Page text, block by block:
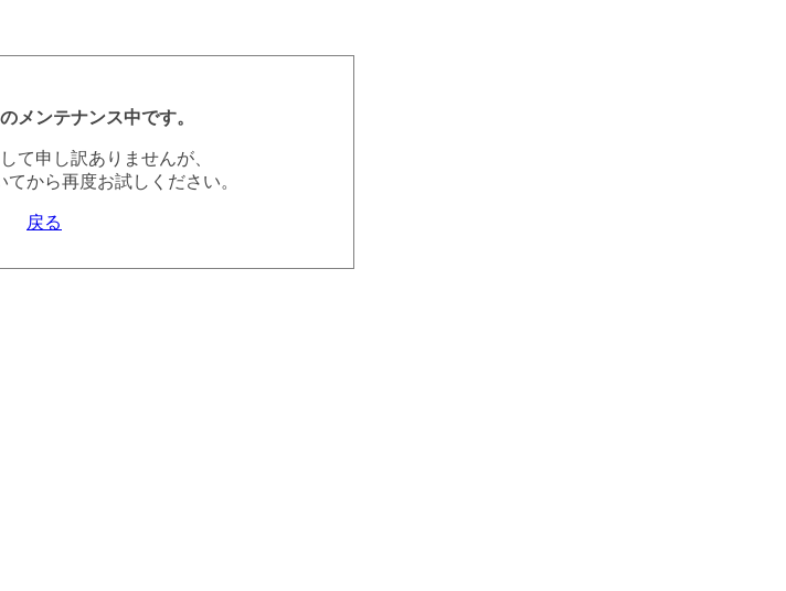
メンテナンス中です。
て申し訳ありませんが、
てから再度お試しください。
戻る